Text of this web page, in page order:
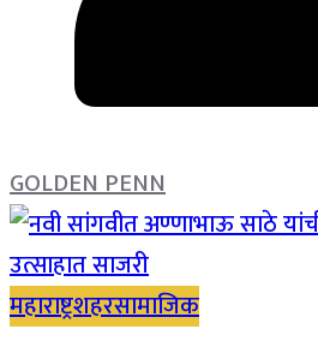
GOLDEN PENN
महाराष्ट्रशहरसामाजिक